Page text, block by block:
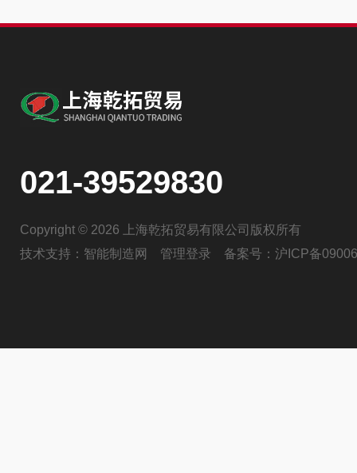
021-39529830
Copyright © 2026 上海乾拓贸易有限公司版权所有
技术支持： 智能制造网 管理登录 备案号： 沪ICP备